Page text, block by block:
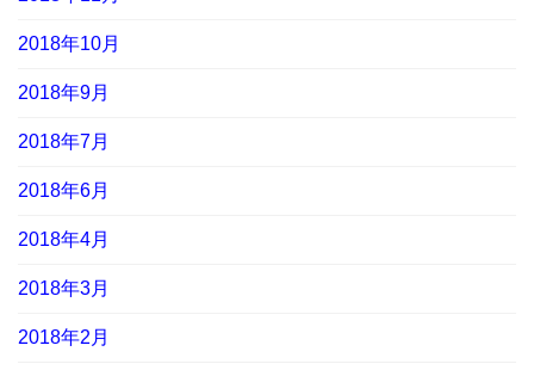
2018年10月
2018年9月
2018年7月
2018年6月
2018年4月
2018年3月
2018年2月